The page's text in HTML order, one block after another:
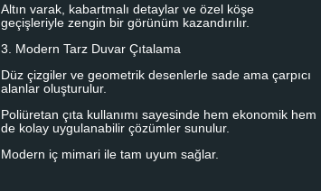
Altın varak, kabartmalı detaylar ve özel köşe
geçişleriyle zengin bir görünüm kazandırılır.
3. Modern Tarz Duvar Çıtalama
Düz çizgiler ve geometrik desenlerle sade ama çarpıcı
alanlar oluşturulur.
Poliüretan çıta kullanımı sayesinde hem ekonomik hem
de kolay uygulanabilir çözümler sunulur.
Modern iç mimari ile tam uyum sağlar.